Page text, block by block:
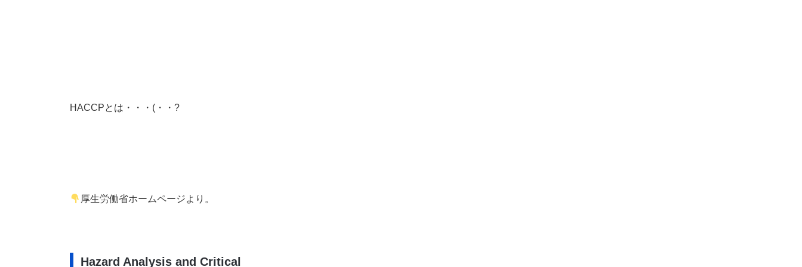
HACCPとは・・・(・・?
厚生労働省ホームページより。
Hazard Analysis and Critical